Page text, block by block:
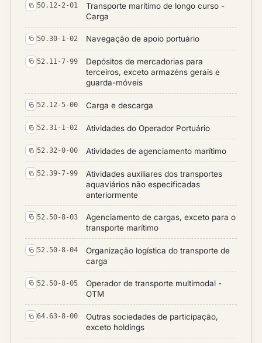
50.12-2-01
Transporte marítimo de longo curso -
Carga
50.30-1-02 Navegação de apoio portuário
52.11-7-99
Depósitos de mercadorias para
terceiros, exceto armazéns gerais e
guarda-móveis
52.12-5-00 Carga e descarga
52.31-1-02 Atividades do Operador Portuário
52.32-0-00 Atividades de agenciamento marítimo
52.39-7-99
Atividades auxiliares dos transportes
aquaviários não especificadas
anteriormente
52.50-8-03
Agenciamento de cargas, exceto para o
transporte marítimo
52.50-8-04
Organização logística do transporte de
carga
52.50-8-05
Operador de transporte multimodal -
OTM
64.63-8-00
Outras sociedades de participação,
exceto holdings